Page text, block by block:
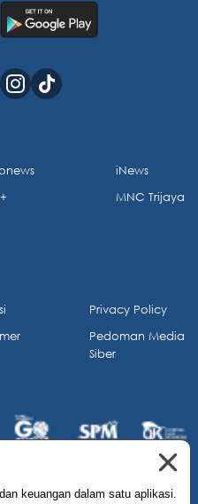
keuangan dalam satu aplikasi.
iNews
MNC Trijaya
Privacy Policy
Pedoman Media
Siber
Rights Reserved.